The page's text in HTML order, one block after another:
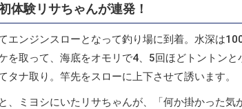
体験リサちゃんが連発！
エンジンスローとなって釣り場に到着。水深は
を取って、海底をオモリで4、5回ほどトントン
タナ取り。竿先をスローに上下させて誘います。
、ミヨシにいたリサちゃんが、「何か掛かった